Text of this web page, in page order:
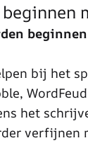
bij het
het
verfijnen